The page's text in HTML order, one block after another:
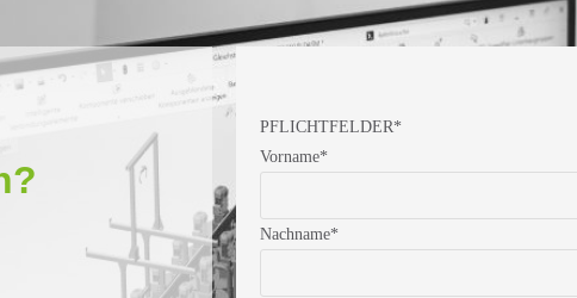
PFLICHTFELDER*
Vorname*
Nachname*